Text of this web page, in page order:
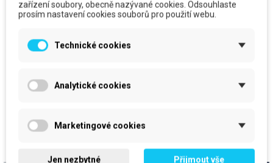
zařízení soubory, obecně nazývané cookies. Odsouhlaste
prosím nastavení cookies souborů pro použití webu.
Technické cookies
Analytické cookies
Marketingové cookies
Jen nezbytné Přijmout vše